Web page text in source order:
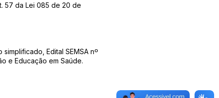
57 da Lei 085 de 20 de
simplificado, Edital SEMSA nº
e Educação em Saúde.